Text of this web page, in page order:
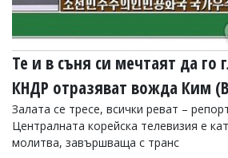
Те и в съня си мечтаят да го
КНДР отразяват вожда Ким
Залата се тресе, всички реват –
Централната корейска телевизия е
молитва, завършваща с транс